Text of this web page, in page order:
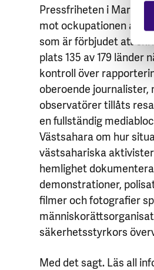
Pressfriheten i
mot ockupationen av
som är förbjudet att
plats 135 av 179
kontroll över
oberoende
observatörer tillåts
en fullständig
Västsahara om hur
västsahariska
hemlighet
demonstrationer,
filmer och fotografier
säkerhetsstyrkors
Med det sagt. Läs all